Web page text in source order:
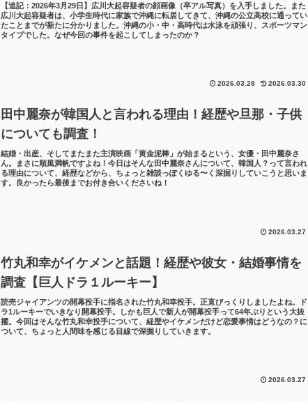
【追記：2026年3月29日】広川大起容疑者の顔画像（卒アル写真）を入手しました。また
広川大起容疑者は、小学生時代に家族で沖縄に転居してきて、沖縄の公立高校に通ってい
たことまでが新たに分かりました。沖縄の小・中・高時代は水泳を頑張り、スポーツマン
タイプでした。なぜ今回の事件を起こしてしまったのか？
2026.03.28 2026.03.30
田中麗奈が韓国人と言われる理由！経歴や旦那・子供
についても調査！
結婚・出産、そしてまたまた主演映画「黄金泥棒」が始まるという、女優・田中麗奈さ
ん。まさに順風満帆ですよね！今日はそんな田中麗奈さんについて、韓国人？って言われ
る理由について、経歴などから、ちょっと雑談っぽくゆる〜く深掘りしていこうと思いま
す。良かったら最後までお付き合いくださいね！
2026.03.27
竹丸和幸がイケメンと話題！経歴や彼女・結婚事情を
調査【巨人ドラ１ルーキー】
読売ジャイアンツの開幕投手に指名された竹丸和幸投手。正直びっくりしましたよね。ド
ラ1ルーキーでいきなり開幕投手。しかも巨人で新人が開幕投手って64年ぶりという大抜
擢。今回はそんな竹丸和幸投手について、経歴やイケメンだけど恋愛事情はどうなの？に
ついて、ちょっと人間味を感じる目線で深掘りしていきます。
2026.03.27